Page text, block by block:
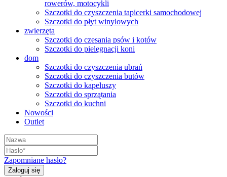
rowerów, motocykli
Szczotki do czyszczenia tapicerki samochodowej
Szczotki do płyt winylowych
zwierzęta
Szczotki do czesania psów i kotów
Szczotki do pielęgnacji koni
dom
Szczotki do czyszczenia ubrań
Szczotki do czyszczenia butów
Szczotki do kapeluszy
Szczotki do sprzątania
Szczotki do kuchni
Nowości
Outlet
Zapomniane hasło?